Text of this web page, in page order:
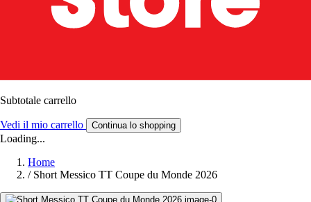
Subtotale carrello
Vedi il mio carrello Continua lo shopping
Loading...
Home
/ Short Messico TT Coupe du Monde 2026